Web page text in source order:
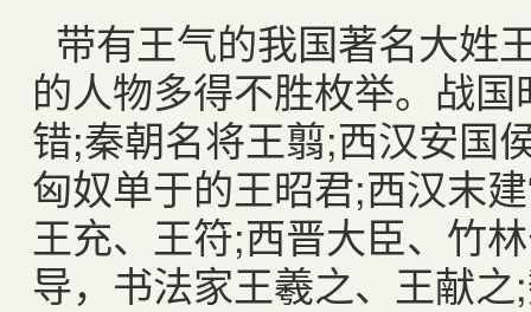
带有王气的我国著名大姓
的人物多得不胜枚举。战
错;秦朝名将王翦;西汉安国
匈奴单于的王昭君;西汉末
王充、王符;西晋大臣、竹
导，书法家王羲之、王献